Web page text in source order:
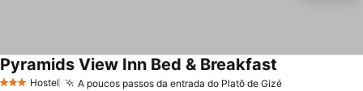
3 EstrelasHostel A poucos passos da entrada do Platô de GizéVer preços
Pyramids View Inn Bed & Breakfast